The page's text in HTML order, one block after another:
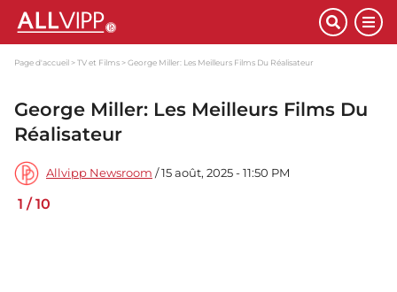
Page d'accueil TV et Films George Miller: Les Meilleurs Films Du Réalisateur
George Miller: Les Meilleurs Films Du
Réalisateur
Allvipp Newsroom / 15 août, 2025 - 11:50 PM
1 /10